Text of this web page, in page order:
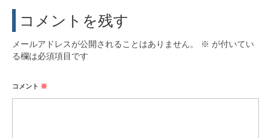
コメントを残す
メールアドレスが公開されることはありません。 ※ が付いてい
る欄は必須項目です
コメント ※